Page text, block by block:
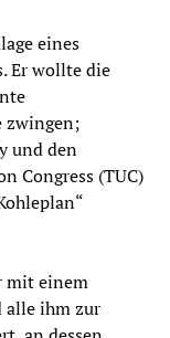
eines
Er wollte die
zwingen;
und den
Congress (TUC)
mit einem
alle ihm zur